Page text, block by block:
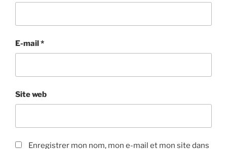
E-mail*
Site web
Enregistrer mon nom, mon e-mail et mon site dans